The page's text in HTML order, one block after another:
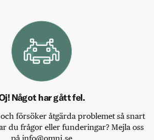
Något har gått fel.
försöker åtgärda problemet så snart
du frågor eller funderingar? Mejla oss